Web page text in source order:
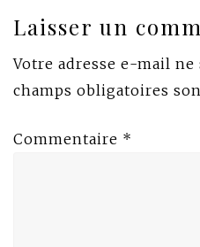
Laisser un
Votre adresse e-mail ne
champs obligatoires
Commentaire *